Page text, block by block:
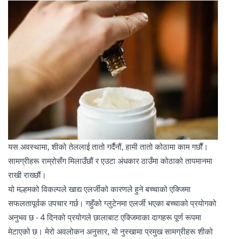
यस अवस्थामा, शीको तेललाई तातो गर्दैनौं, हामी तातो कोठामा काम गर्छौं।
सामग्रीहरू राम्रोसँग मिलाउँछौं र एउटा अंधकार ठाउँमा कोठाको तापमानमा
राखी राख्छौं।
यो मल्हमको विकल्पले खाद्य एलर्जीको कारणले हुने बच्चाको एक्जिमा
सफलतापूर्वक उपचार गर्छ। गहुँको ग्लुटेनमा एलर्जी भएका बच्चाको प्रयोगको
अनुभव छ - 4 दिनको प्रयोगले छालाबाट एक्जिमाका दागहरू पूर्ण रूपमा
मेटाएको छ। मेरो अवलोकन अनुसार, यो नुस्खामा प्रमुख सामग्रीहरू शीको